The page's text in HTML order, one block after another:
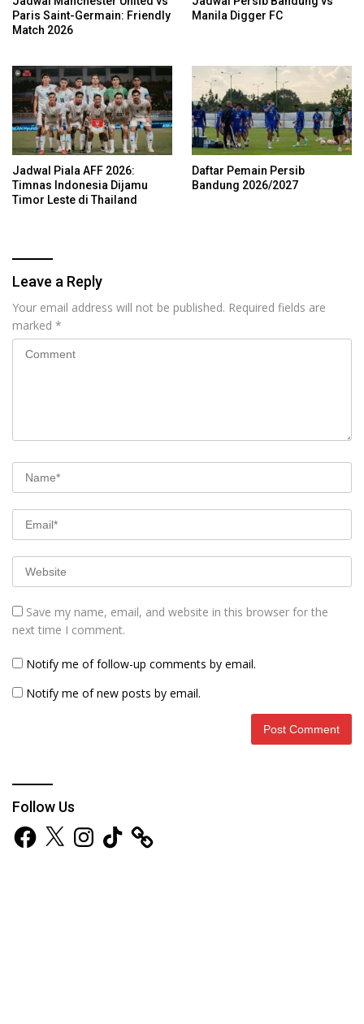
Paris Saint-Germain: Friendly
Match 2026
Manila Digger FC
Jadwal Piala AFF 2026:
Timnas Indonesia Dijamu
Timor Leste di Thailand
Daftar Pemain Persib
Bandung 2026/2027
Leave a Reply
Your email address will not be published. Required fields are
marked *
Save my name, email, and website in this browser for the
next time I comment.
Notify me of follow-up comments by email.
Notify me of new posts by email.
Follow Us
Facebook
X Instagram
TikTok